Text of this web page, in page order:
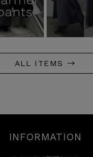
ALL ITEMS →
INFORMATION